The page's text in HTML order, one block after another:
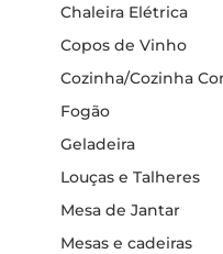
Chaleira Elétrica
Copos de Vinho
Cozinha/Cozinha
Fogão
Geladeira
Louças e Talheres
Mesa de Jantar
Mesas e cadeiras